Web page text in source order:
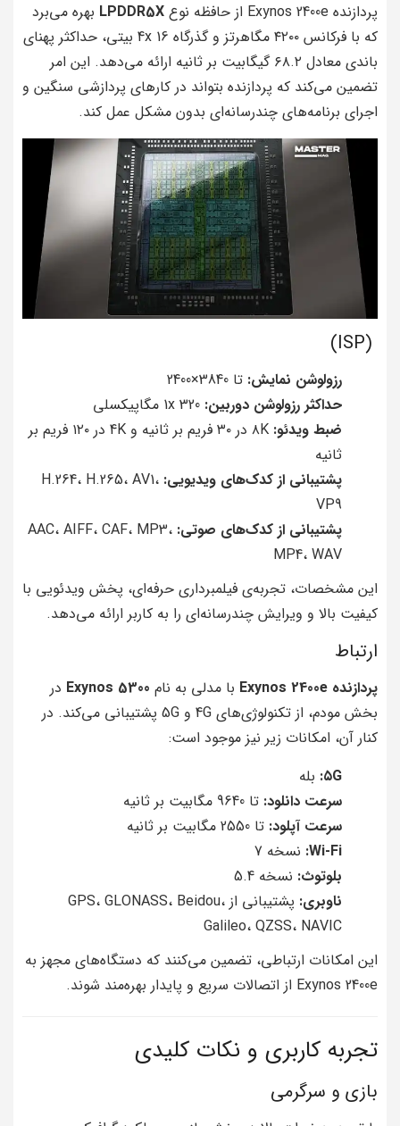
پردازنده Exynos 2400e از حافظه نوع LPDDR5X بهره می‌برد
که با فرکانس ۴۲۰۰ مگاهرتز و گذرگاه 4x 16 بیتی، حداکثر پهنای
باندی معادل ۶۸.۲ گیگابیت بر ثانیه ارائه می‌دهد. این امر
تضمین می‌کند که پردازنده بتواند در کارهای پردازشی سنگین و
اجرای برنامه‌های چندرسانه‌ای بدون مشکل عمل کند.
(ISP)
رزولوشن نمایش: تا 3840×2400
حداکثر رزولوشن دوربین:
ضبط ویدئو:
۸K در ۳۰ فریم بر ثانیه و 4K در ۱۲۰ فریم بر
ثانیه
پشتیبانی از کدک‌های ویدیویی: H.264، H.265، AV1،
VP9
پشتیبانی از کدک‌های صوتی: AAC، AIFF، CAF، MP3،
MP4، WAV
این مشخصات، تجربه‌ی فیلمبرداری حرفه‌ای، پخش ویدئویی با
کیفیت بالا و ویرایش چندرسانه‌ای را به کاربر ارائه می‌دهد.
ارتباط
پردازنده Exynos 2400e با مدلی به نام Exynos 5300 در
بخش مودم، از تکنولوژی‌های 4G و 5G پشتیبانی می‌کند. در
کنار آن، امکانات زیر نیز موجود است:
۵G: بله
سرعت دانلود: تا 9640 مگابیت بر ثانیه
سرعت آپلود: تا 2550 مگابیت بر ثانیه
Wi-Fi: نسخه 7
بلوتوث: نسخه 5.4
ناوبری:
پشتیبانی از GPS، GLONASS، Beidou،
Galileo، QZSS، NAVIC
این امکانات ارتباطی، تضمین می‌کنند که دستگاه‌های مجهز به
Exynos 2400e از اتصالات سریع و پایدار بهره‌مند شوند.
تجربه کاربری و نکات کلیدی
بازی و سرگرمی